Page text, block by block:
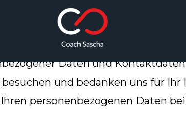
Daten und
besuchen und bedanken uns für
personenbezogenen Daten